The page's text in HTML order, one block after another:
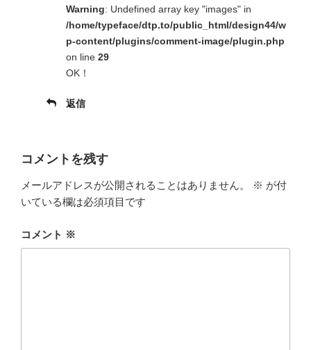
Warning: Undefined array key "images" in
/home/typeface/dtp.to/public_html/design44/w
p-content/plugins/comment-image/plugin.php
on line 29
OK！
返信
コメントを残す
メールアドレスが公開されることはありません。 ※ が付
いている欄は必須項目です
コメント ※